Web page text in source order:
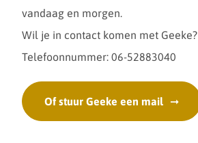
vandaag en morgen.
Wil je in contact komen met Geeke?
Telefoonnummer: 06-52883040
Of stuur Geeke een mail